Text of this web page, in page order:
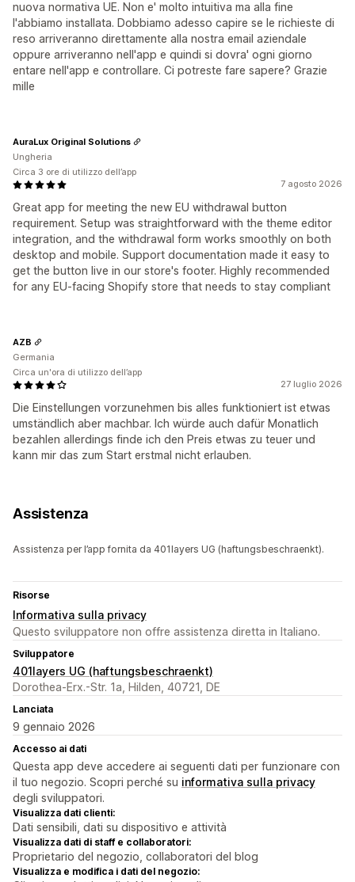
nuova normativa UE. Non e' molto intuitiva ma alla fine
l'abbiamo installata. Dobbiamo adesso capire se le richieste di
reso arriveranno direttamente alla nostra email aziendale
oppure arriveranno nell'app e quindi si dovra' ogni giorno
entare nell'app e controllare. Ci potreste fare sapere? Grazie
mille
7 agosto 2026
Great app for meeting the new EU withdrawal button
requirement. Setup was straightforward with the theme editor
integration, and the withdrawal form works smoothly on both
desktop and mobile. Support documentation made it easy to
get the button live in our store's footer. Highly recommended
for any EU-facing Shopify store that needs to stay compliant
AuraLux Original Solutions
Ungheria
Circa 3 ore di utilizzo dell’app
27 luglio 2026
Die Einstellungen vorzunehmen bis alles funktioniert ist etwas
umständlich aber machbar. Ich würde auch dafür Monatlich
bezahlen allerdings finde ich den Preis etwas zu teuer und
kann mir das zum Start erstmal nicht erlauben.
AZB
Germania
Circa un'ora di utilizzo dell’app
Assistenza
Assistenza per l’app fornita da 401layers UG (haftungsbeschraenkt).
Risorse
Informativa sulla privacy
Questo sviluppatore non offre assistenza diretta in Italiano.
Sviluppatore
401layers UG (haftungsbeschraenkt)
Dorothea-Erx.-Str. 1a, Hilden, 40721, DE
Lanciata
9 gennaio 2026
Accesso ai dati
Questa app deve accedere ai seguenti dati per funzionare con
il tuo negozio. Scopri perché su informativa sulla privacy
degli sviluppatori.
Visualizza dati clienti:
Dati sensibili, dati su dispositivo e attività
Visualizza dati di staff e collaboratori:
Proprietario del negozio, collaboratori del blog
Visualizza e modifica i dati del negozio: